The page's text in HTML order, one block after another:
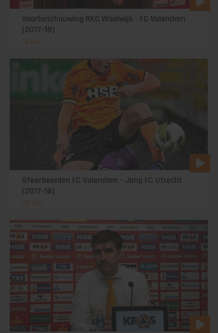
Voorbeschouwing RKC Waalwijk - FC Volendam
(2017-18)
14 dec
Sfeerbeelden FC Volendam - Jong FC Utrecht
(2017-18)
09 dec